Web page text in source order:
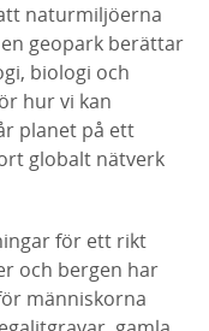
naturmiljöerna
geopark berättar
biologi och
hur vi kan
planet på ett
globalt nätverk
för ett rikt
och bergen har
människorna